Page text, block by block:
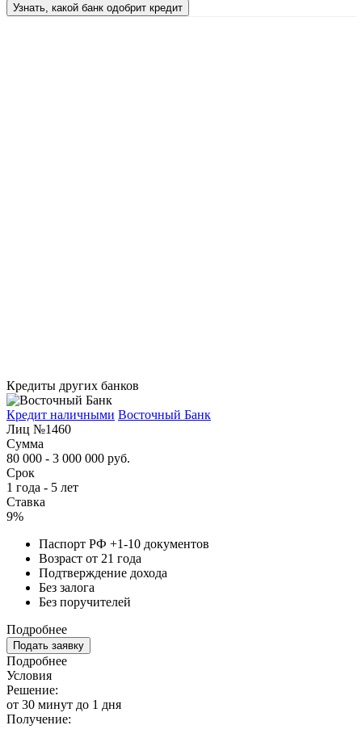
Узнать, какой банк одобрит кредит
Кредиты других банков
Кредит наличными Восточный Банк
Лиц №1460
Сумма
80 000 - 3 000 000 руб.
Срок
1 года - 5 лет
Ставка
9%
Паспорт РФ +1-10 документов
Возраст от 21 года
Подтверждение дохода
Без залога
Без поручителей
Подробнее
Подать заявку
Подробнее
Условия
Решение:
от 30 минут до 1 дня
Получение: